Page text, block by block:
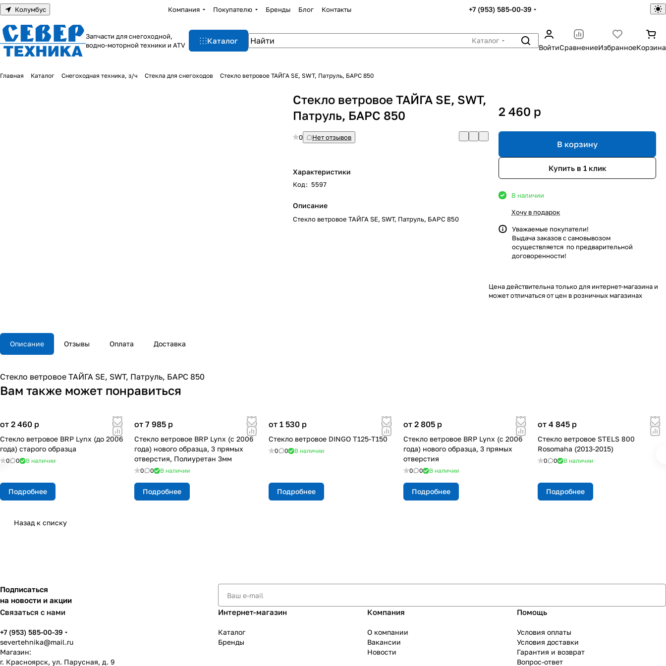
Колумбус Компания Покупателю Бренды Блог Контакты +7 (953) 585-00-39
Запчасти для снегоходной,
водно-моторной техники и ATV
Каталог
Каталог
ВойтиСравнениеИзбранноеКорзина
Главная Каталог Снегоходная техника, з/ч Стекла для снегоходов Стекло ветровое ТАЙГА SE, SWT, Патруль, БАРС 850
Стекло ветровое ТАЙГА SE, SWT,
Патруль, БАРС 850
0 Нет отзывов
Характеристики
Код: 5597
Описание
Стекло ветровое ТАЙГА SE, SWT, Патруль, БАРС 850
2 460 p
В корзину
Купить в 1 клик
В наличии
Хочу в подарок
Уважаемые покупатели!
Выдача заказов с самовывозом
осуществляется по предварительной
договоренности!
Цена действительна только для интернет-магазина и
может отличаться от цен в розничных магазинах
Описание Отзывы Оплата Доставка
Стекло ветровое ТАЙГА SE, SWT, Патруль, БАРС 850
Вам также может понравиться
от 2 460 p
Стекло ветровое BRP Lynx (до 2006
года) старого образца
0 0 В наличии
Подробнее
от 7 985 p
Стекло ветровое BRP Lynx (c 2006
года) нового образца, 3 прямых
отверстия, Полиуретан 3мм
0 0 В наличии
Подробнее
от 1 530 p
Стекло ветровое DINGO Т125-Т150
0 0 В наличии
Подробнее
от 2 805 p
Стекло ветровое BRP Lynx (c 2006
года) нового образца, 3 прямых
отверстия
0 0 В наличии
Подробнее
от 4 845 p
Стекло ветровое STELS 800
Rosomaha (2013-2015)
0 0 В наличии
Подробнее
Назад к списку
Подписаться
на новости и акции
Связаться с нами
+7 (953) 585-00-39
severtehnika@mail.ru
Магазин:
г. Красноярск, ул. Парусная, д. 9
Интернет-магазин
Каталог
Бренды
Компания
О компании
Вакансии
Новости
Помощь
Условия оплаты
Условия доставки
Гарантия и возврат
Вопрос-ответ